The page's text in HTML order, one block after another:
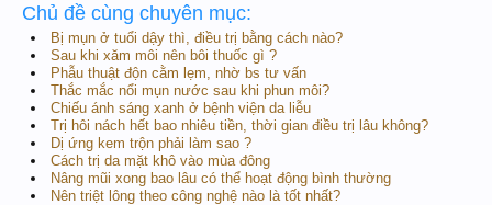
Chủ đề cùng chuyên mục:
Bị mụn ở tuổi dậy thì, điều trị bằng cách nào?
Sau khi xăm môi nên bôi thuốc gì ?
Phẫu thuật độn cằm lẹm, nhờ bs tư vấn
Thắc mắc nổi mụn nước sau khi phun môi?
Chiếu ánh sáng xanh ở bệnh viện da liễu
Trị hôi nách hết bao nhiêu tiền, thời gian điều trị lâu không?
Dị ứng kem trộn phải làm sao ?
Cách trị da mặt khô vào mùa đông
Nâng mũi xong bao lâu có thể hoạt động bình thường
Nên triệt lông theo công nghệ nào là tốt nhất?